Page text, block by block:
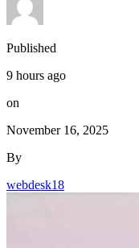
Published
9 hours ago
on
November 16, 2025
By
webdesk18